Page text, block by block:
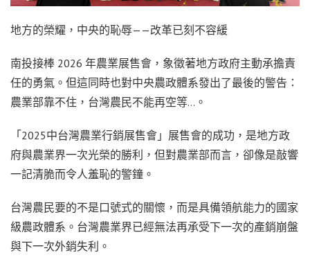
地方的榮耀，中央的恥辱——改革已刻不容緩
南投接棒 2026 年農業展售會，象徵著地方政府主動承擔責
任的勇氣。但這同時也對中央農政體系發出了最後的警告：
農業部靠不住，台灣農民不能再空等…。
「2025中台灣農業行銷展售會」展售會的成功，是地方政
府與農業界一次光榮的勝利，但對農業部而言，卻像是敲響
一記清脆而令人羞恥的警鐘。
台灣農民要的不是口號式的關懷，而是具備領航能力的國家
級農政體系。台灣農業界已經無法再承受下一次的產銷崩盤
與下一次外銷失利。